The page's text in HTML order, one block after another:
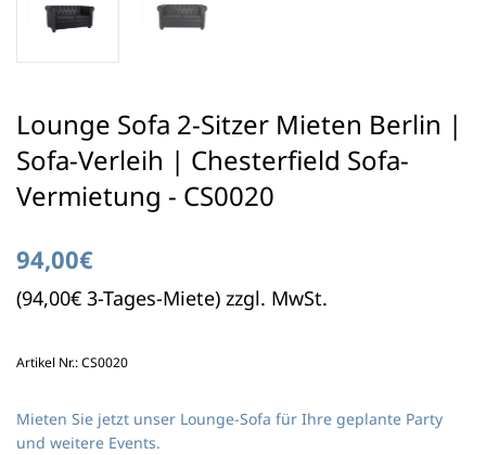
Lounge Sofa 2-Sitzer Mieten Berlin |
Sofa-Verleih | Chesterfield Sofa-
Vermietung - CS0020
94,00€
(94,00€ 3-Tages-Miete) zzgl. MwSt.
Artikel Nr.: CS0020
Mieten Sie jetzt unser Lounge-Sofa für Ihre geplante Party
und weitere Events.